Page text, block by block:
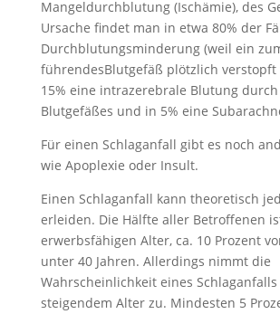
Mangeldurchblutung (Ischämie), des
Ursache findet man in etwa 80% der
Durchblutungsminderung (weil ein
führendesBlutgefäß plötzlich verstopft
15% eine intrazerebrale Blutung
Blutgefäßes und in 5% eine
Für einen Schlaganfall gibt es noch
wie Apoplexie oder Insult.
Einen Schlaganfall kann theoretisch
erleiden. Die Hälfte aller Betroffenen
erwerbsfähigen Alter, ca. 10 Prozent
unter 40 Jahren. Allerdings nimmt die
Wahrscheinlichkeit eines
steigendem Alter zu. Mindesten 5